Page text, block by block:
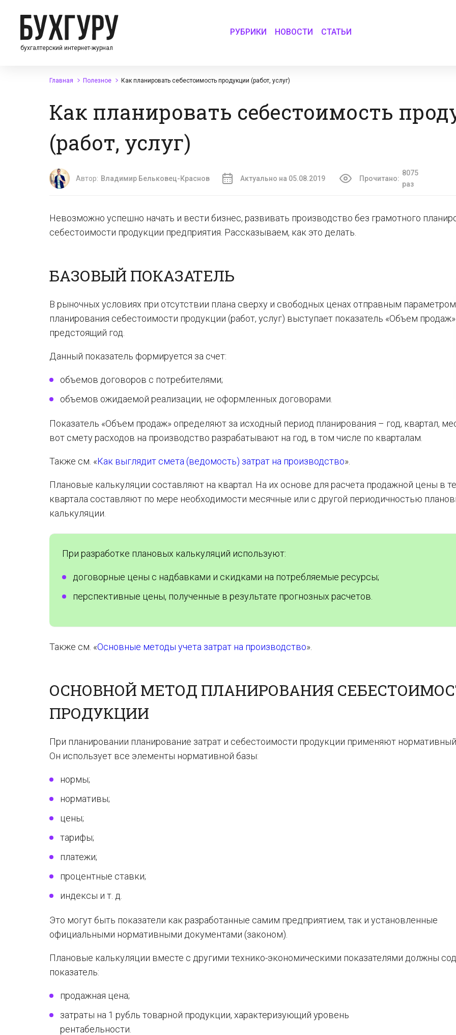
бухгалтерский интернет-журнал
РУБРИКИ НОВОСТИ СТАТЬИ
Главная Полезное Как планировать себестоимость продукции (работ, услуг)
Как планировать себестоимость
(работ, услуг)
Автор: Владимир Бельковец-Краснов Актуально на 05.08.2019 Прочитано:
8075
раз
Невозможно успешно начать и вести бизнес, развивать производство без грамотного
себестоимости продукции предприятия. Рассказываем, как это делать.
БАЗОВЫЙ ПОКАЗАТЕЛЬ
В рыночных условиях при отсутствии плана сверху и свободных ценах отправным параметром
планирования себестоимости продукции (работ, услуг) выступает показатель «Объем
предстоящий год.
Данный показатель формируется за счет:
объемов договоров с потребителями;
объемов ожидаемой реализации, не оформленных договорами.
Показатель «Объем продаж» определяют за исходный период планирования – год, квартал,
вот смету расходов на производство разрабатывают на год, в том числе по кварталам.
Также см. «Как выглядит смета (ведомость) затрат на производство».
Плановые калькуляции составляют на квартал. На их основе для расчета продажной цены в
квартала составляют по мере необходимости месячные или с другой периодичностью
калькуляции.
При разработке плановых калькуляций используют:
договорные цены с надбавками и скидками на потребляемые ресурсы;
перспективные цены, полученные в результате прогнозных расчетов.
Также см. «Основные методы учета затрат на производство».
ОСНОВНОЙ МЕТОД ПЛАНИРОВАНИЯ
ПРОДУКЦИИ
При планировании планирование затрат и себестоимости продукции применяют
Он использует все элементы нормативной базы:
нормы;
нормативы;
цены;
тарифы;
платежи;
процентные ставки;
индексы и т. д.
Это могут быть показатели как разработанные самим предприятием, так и установленные
официальными нормативными документами (законом).
Плановые калькуляции вместе с другими технико-экономическими показателями должны
показатель:
продажная цена;
затраты на 1 рубль товарной продукции, характеризующий уровень
рентабельности.